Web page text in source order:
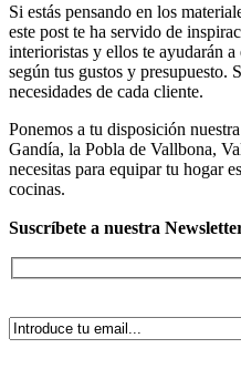
Si estás pensando en los
este post te ha servido de
interioristas y ellos te ayudarán
según tus gustos y presupuesto.
necesidades de cada cliente.
Ponemos a tu disposición
Gandía, la Pobla de Vallbona,
necesitas para equipar tu hogar
cocinas.
Suscríbete a nuestra